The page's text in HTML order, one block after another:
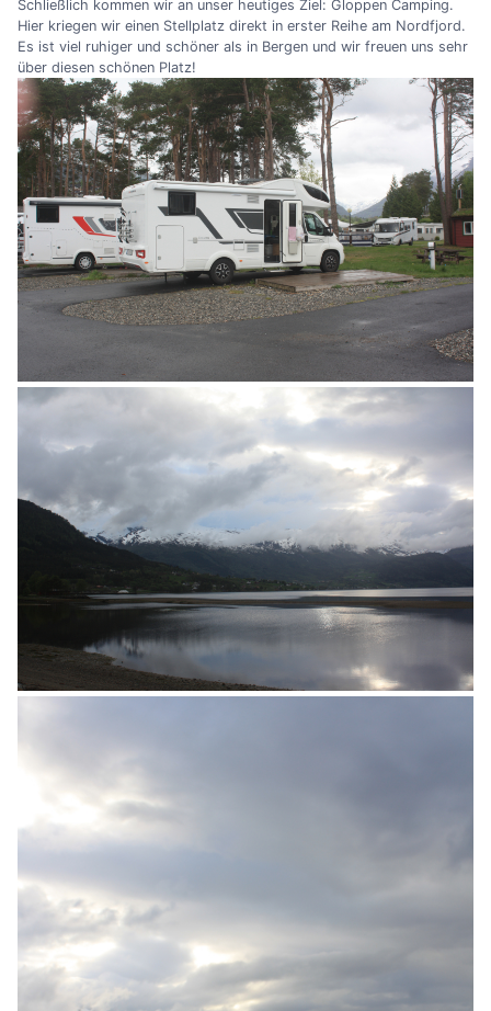
Schließlich kommen wir an unser heutiges Ziel: Gloppen Camping.
Hier kriegen wir einen Stellplatz direkt in erster Reihe am Nordfjord.
Es ist viel ruhiger und schöner als in Bergen und wir freuen uns sehr
über diesen schönen Platz!